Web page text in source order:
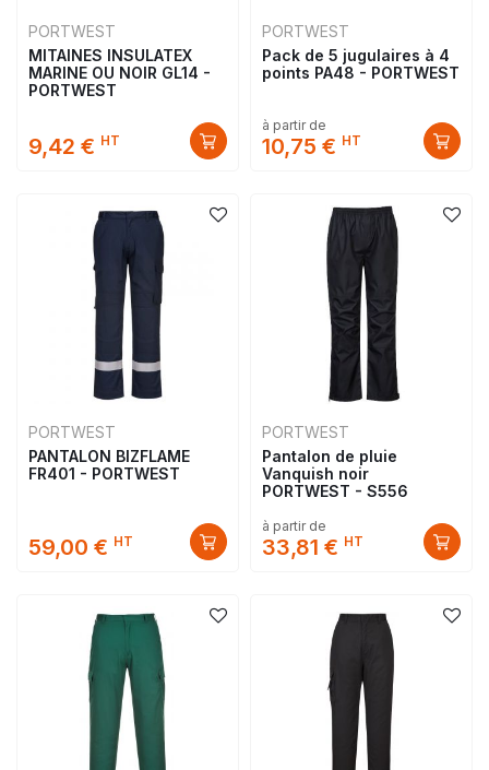
PORTWEST
MITAINES INSULATEX
MARINE OU NOIR GL14 -
PORTWEST
9,42 € HT
PORTWEST
Pack de 5 jugulaires à 4
points PA48 - PORTWEST
à partir de
10,75 € HT
PORTWEST
PANTALON BIZFLAME
FR401 - PORTWEST
59,00 € HT
PORTWEST
Pantalon de pluie
Vanquish noir
PORTWEST - S556
à partir de
33,81 € HT